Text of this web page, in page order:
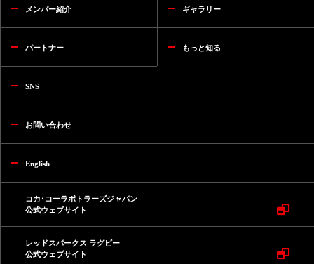
メンバー紹介 ギャラリー
パートナー もっと知る
SNS
お問い合わせ
English
コカ･コーラボトラーズジャパン
公式ウェブサイト
レッドスパークス ラグビー
公式ウェブサイト